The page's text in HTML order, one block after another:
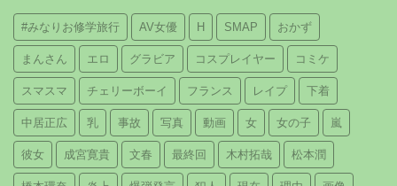
#みなりお修学旅行 AV女優 H SMAP おかず
まんさん エロ グラビア コスプレイヤー コミケ
スマスマ チェリーボーイ フランス レイプ 下着
中居正広 乳 事故 写真 動画 女 女の子 嵐
彼女 成宮寛貴 文春 最終回 木村拓哉 松本潤